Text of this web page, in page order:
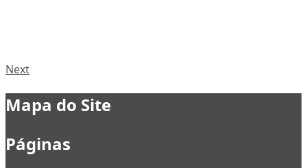
Next
Mapa do Site
Páginas